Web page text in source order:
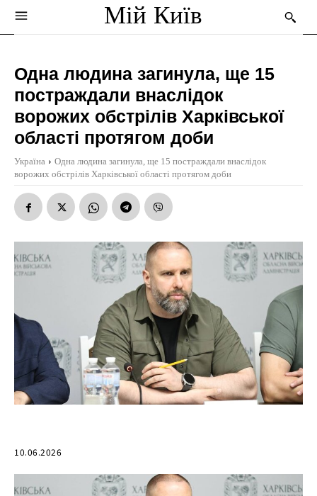
Мій Київ
Одна людина загинула, ще 15
постраждали внаслідок
ворожих обстрілів Харківської
області протягом доби
Україна
Одна людина загинула, ще 15 постраждали внаслідок
ворожих обстрілів Харківської області протягом доби
10.06.2026